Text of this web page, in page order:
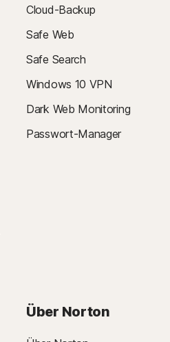
Cloud-Backup
Safe Web
Safe Search
Windows 10 VPN
Dark Web Monitoring
Passwort-Manager
Über Norton